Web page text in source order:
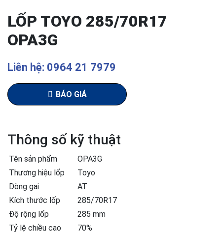
LỐP TOYO 285/70R17
OPA3G
Liên hệ: 0964 21 7979
BÁO GIÁ
Thông số kỹ thuật
Tên sản phẩm
OPA3G
Thương hiệu lốp
Toyo
Dòng gai
AT
Kích thước lốp
285/70R17
Độ rộng lốp
285 mm
Tỷ lệ chiều cao
70%